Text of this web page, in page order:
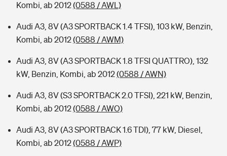
Kombi, ab 2012(0588 / AWL)
Audi A3, 8V (A3 SPORTBACK 1.4 TFSI), 103 kW, Benzin,
Kombi, ab 2012(0588 / AWM)
Audi A3, 8V (A3 SPORTBACK 1.8 TFSI QUATTRO), 132
kW, Benzin, Kombi, ab 2012(0588 / AWN)
Audi A3, 8V (S3 SPORTBACK 2.0 TFSI), 221 kW, Benzin,
Kombi, ab 2012(0588 / AWO)
Audi A3, 8V (A3 SPORTBACK 1.6 TDI), 77 kW, Diesel,
Kombi, ab 2012(0588 / AWP)